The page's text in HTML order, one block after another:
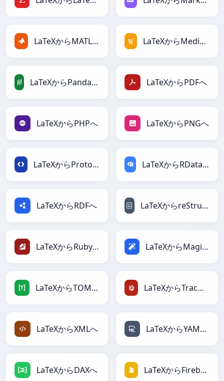
LaTeXからMATLABへ LaTeXからMediaWikiへ
LaTeXからPandasDataFrameへ LaTeXからPDFへ
LaTeXからPHPへ LaTeXからPNGへ
LaTeXからProtobufへ LaTeXからRDataFrameへ
LaTeXからRDFへ LaTeXからreStructuredTextへ
LaTeXからRubyへ LaTeXからMagicへ
LaTeXからTOMLへ LaTeXからTracWikiへ
LaTeXからXMLへ LaTeXからYAMLへ
LaTeXからDAXへ LaTeXからFirebaseへ